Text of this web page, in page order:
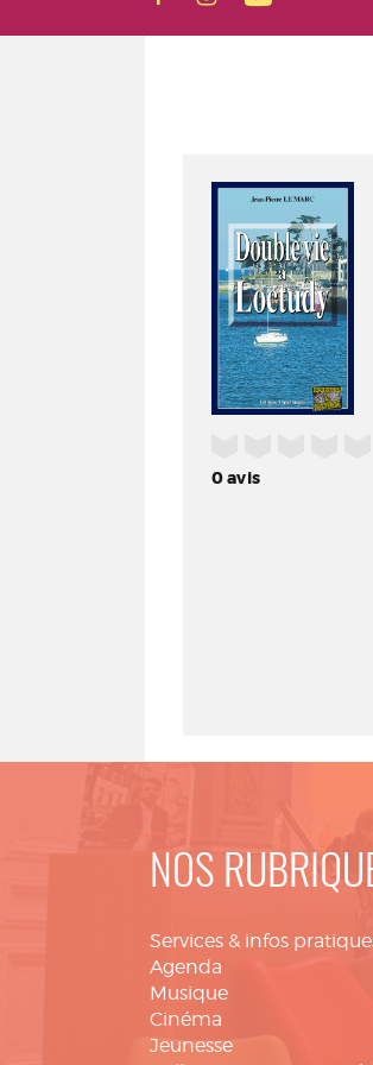
0avis
NOS
Services & infos
Agenda
Musique
Cinéma
Jeunesse